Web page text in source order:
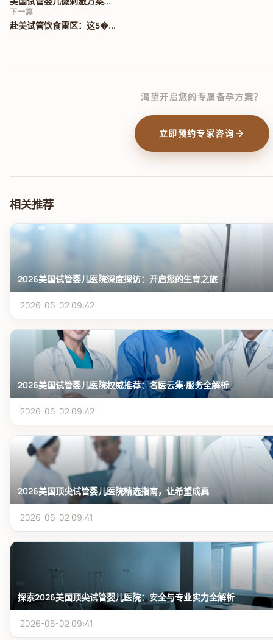
下一篇
赴美试管饮食雷区：这5�...
渴望开启您的专属备孕方案？
立即预约专家咨询 arrow_forward
相关推荐
2026美国试管婴儿医院深度探访：开启您的生育之旅
2026-06-02 09:42
2026美国试管婴儿医院权威推荐：名医云集·服务全解析
2026-06-02 09:42
2026美国顶尖试管婴儿医院精选指南，让希望成真
2026-06-02 09:41
探索2026美国顶尖试管婴儿医院：安全与专业实力全解析
2026-06-02 09:41